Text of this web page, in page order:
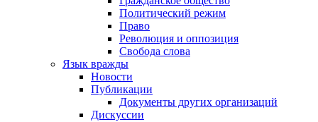
Политический режим
Право
Революция и оппозиция
Свобода слова
Язык вражды
Новости
Публикации
Документы других организаций
Дискуссии